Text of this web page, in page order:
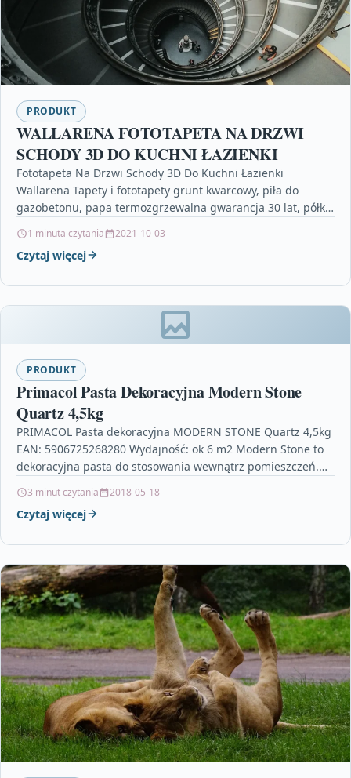
PRODUKT
WALLARENA FOTOTAPETA NA DRZWI
SCHODY 3D DO KUCHNI ŁAZIENKI
Fototapeta Na Drzwi Schody 3D Do Kuchni Łazienki
Wallarena Tapety i fototapety grunt kwarcowy, piła do
gazobetonu, papa termozgrzewalna gwarancja 30 lat, półka
1 minuta czytania 2021-10-03
Czytaj więcej
PRODUKT
Primacol Pasta Dekoracyjna Modern Stone
Quartz 4,5kg
PRIMACOL Pasta dekoracyjna MODERN STONE Quartz 4,5kg
EAN: 5906725268280 Wydajność: ok 6 m2 Modern Stone to
dekoracyjna pasta do stosowania wewnątrz pomieszczeń.
3 minut czytania 2018-05-18
Czytaj więcej